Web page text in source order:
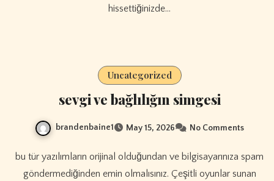
hissettiğinizde…
Uncategorized
sevgi ve bağlılığın simgesi
brandenbaine1 May 15, 2026 No Comments
bu tür yazılımların orijinal olduğundan ve bilgisayarınıza spam
göndermediğinden emin olmalısınız. Çeşitli oyunlar sunan